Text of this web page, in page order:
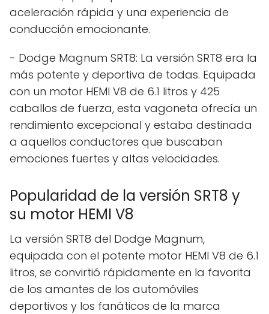
aceleración rápida y una experiencia de
conducción emocionante.
- Dodge Magnum SRT8: La versión SRT8 era la
más potente y deportiva de todas. Equipada
con un motor HEMI V8 de 6.1 litros y 425
caballos de fuerza, esta vagoneta ofrecía un
rendimiento excepcional y estaba destinada
a aquellos conductores que buscaban
emociones fuertes y altas velocidades.
Popularidad de la versión SRT8 y
su motor HEMI V8
La versión SRT8 del Dodge Magnum,
equipada con el potente motor HEMI V8 de 6.1
litros, se convirtió rápidamente en la favorita
de los amantes de los automóviles
deportivos y los fanáticos de la marca